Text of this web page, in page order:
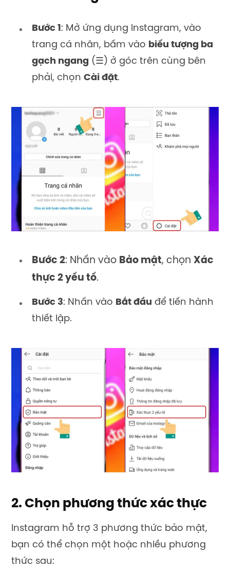
Bước 1: Mở ứng dụng Instagram, vào
trang cá nhân, bấm vào biểu tượng ba
gạch ngang (☰) ở góc trên cùng bên
phải, chọn Cài đặt.
Bước 2: Nhấn vào Bảo mật, chọn Xác
thực 2 yếu tố.
Bước 3: Nhấn vào Bắt đầu để tiến hành
thiết lập.
2. Chọn phương thức xác thực
Instagram hỗ trợ 3 phương thức bảo mật,
bạn có thể chọn một hoặc nhiều phương
thức sau: